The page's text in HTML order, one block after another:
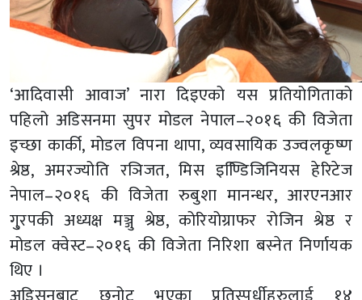
‘आदिवासी आवाज’ नारा दिइएको यस प्रतियोगिताको
पहिलो अडिसनमा सुपर मोडल नेपाल–२०१६ की विजेता
इच्छा कार्की, मोडल विपना थापा, व्यवसायिक उज्वलकृष्ण
श्रेष्ठ, अमरज्योति रञिजत, मिस इण्डििजिनियस हेरिटेज
नेपाल–२०१६ की विजेता रुबुशा मानन्धर, आरएनआर
गु्रपकी अध्यक्ष मञ्जु श्रेष्ठ, कोरियोग्राफर रोजिन श्रेष्ठ र
मोडल क्वेस्ट–२०१६ की विजेता निरिशा बस्नेत निर्णायक
थिए ।